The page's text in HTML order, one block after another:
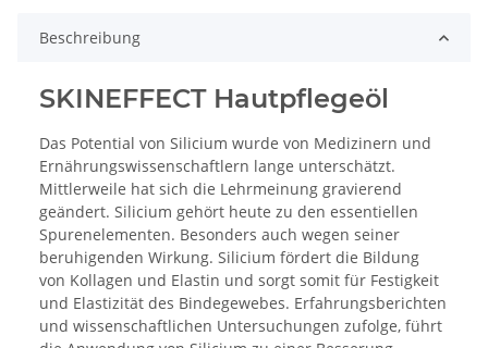
Beschreibung
SKINEFFECT Hautpflegeöl
Das Potential von Silicium wurde von Medizinern und
Ernährungswissenschaftlern lange unterschätzt.
Mittlerweile hat sich die Lehrmeinung gravierend
geändert. Silicium gehört heute zu den essentiellen
Spurenelementen. Besonders auch wegen seiner
beruhigenden Wirkung. Silicium fördert die Bildung
von Kollagen und Elastin und sorgt somit für Festigkeit
und Elastizität des Bindegewebes. Erfahrungsberichten
und wissenschaftlichen Untersuchungen zufolge, führt